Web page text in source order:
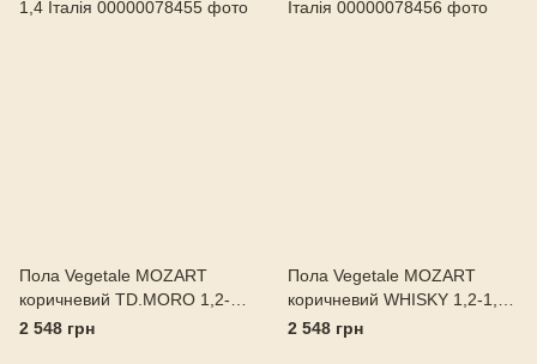
Пола Vegetale MOZART
коричневий TD.MORO 1,2-
1,4 Італія
2 548 грн
Пола Vegetale MOZART
коричневий WHISKY 1,2-1,4
Італія
2 548 грн